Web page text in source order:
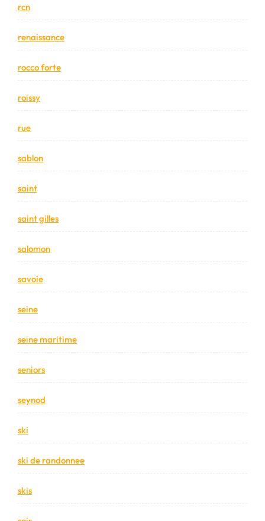
rcn
renaissance
rocco forte
roissy
rue
sablon
saint
saint gilles
salomon
savoie
seine
seine maritime
seniors
seynod
ski
ski de randonnee
skis